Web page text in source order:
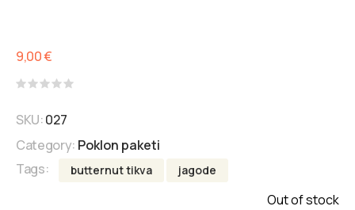
9,00€
0
out
5
SKU:027
Category: Poklon paketi
Tags:
butternut tikva jagode
Out of stock